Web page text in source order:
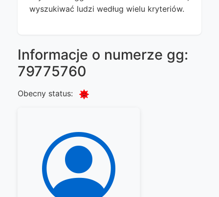
wyszukiwać ludzi według wielu kryteriów.
Informacje o numerze gg:
79775760
Obecny status: